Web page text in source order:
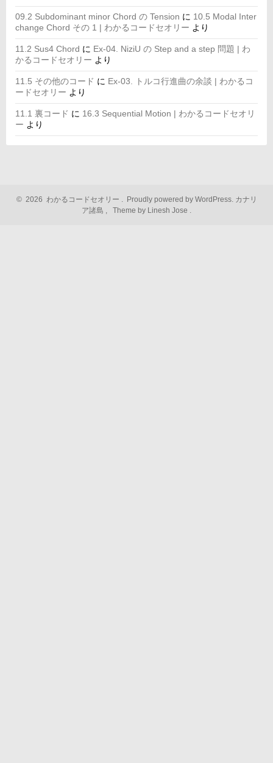
09.2 Subdominant minor Chord の Tension に 10.5 Modal Inter
change Chord その 1 | わかるコードセオリー より
11.2 Sus4 Chord に Ex-04. NiziU の Step and a step 問題 | わ
かるコードセオリー より
11.5 その他のコード に Ex-03. トルコ行進曲の余談 | わかるコ
ードセオリー より
11.1 裏コード に 16.3 Sequential Motion | わかるコードセオリ
ー より
© 2026 わかるコードセオリー . Proudly powered by WordPress. カナリ
ア諸島 , Theme by Linesh Jose .